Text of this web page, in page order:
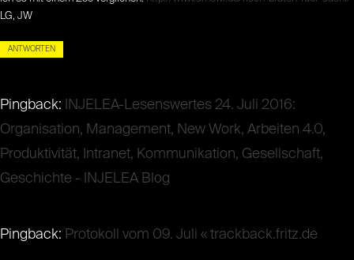
LG, JW
ANTWORTEN
Pingback:
INJELEA-Lesenswertes 24. Juli 2016:
Organisation, Management, New Work, Arbeiten 4.0,
Produktivität, Intranet, Kommunikation, Gesellschaft,
Geschichte - INJELEA Blog
Pingback: Protokoll vom 09. Juli « trackback.fritz.de